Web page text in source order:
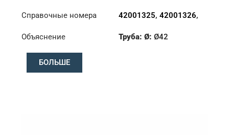
Справочные номера 42001325,42001326,
Объяснение
Труба: Ø:Ø42
БОЛЬШЕ